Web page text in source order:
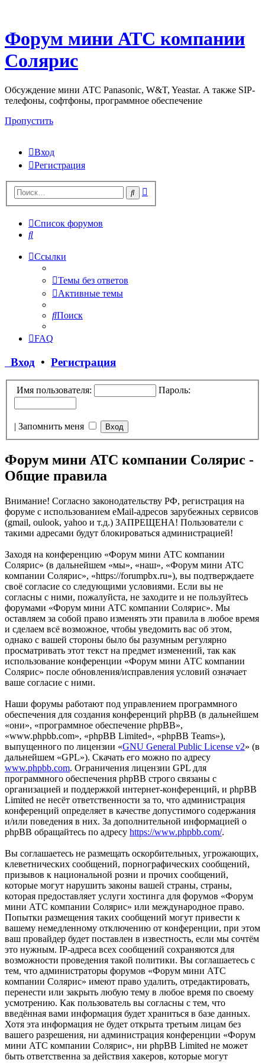
Форум мини АТС компании
Солярис
Обсуждение мини АТС Panasonic, W&T, Yeastar. А также SIP-
телефоны, софтфоны, программное обеспечение
Пропустить
Вход
Регистрация
Поиск
Список форумов
Поиск
Ссылки
Темы без ответов
Активные темы
Поиск
FAQ
Вход • Регистрация
Имя пользователя: Пароль:
| Запомнить меня
Форум мини АТС компании Солярис -
Общие правила
Внимание! Согласно законодательству РФ, регистрация на
форуме с использованием eMail-адресов зарубежных сервисов
(gmail, oulook, yahoo и т.д.) ЗАПРЕЩЕНА! Пользователи с
такими адресами будут блокироваться администрацией!
Заходя на конференцию «Форум мини АТС компании
Солярис» (в дальнейшем «мы», «наш», «Форум мини АТС
компании Солярис», «https://forumpbx.ru»), вы подтверждаете
своё согласие со следующими условиями. Если вы не
согласны с ними, пожалуйста, не заходите и не пользуйтесь
форумами «Форум мини АТС компании Солярис». Мы
оставляем за собой право изменять эти правила в любое время
и сделаем всё возможное, чтобы уведомить вас об этом,
однако с вашей стороны было бы разумным регулярно
просматривать этот текст на предмет изменений, так как
использование конференции «Форум мини АТС компании
Солярис» после обновления/исправления условий означает
ваше согласие с ними.
Наши форумы работают под управлением программного
обеспечения для создания конференций phpBB (в дальнейшем
«они», «программное обеспечение phpBB»,
«www.phpbb.com», «phpBB Limited», «phpBB Teams»),
выпущенного по лицензии «GNU General Public License v2» (в
дальнейшем «GPL»). Скачать его можно по адресу
www.phpbb.com. Ограничения лицензии GPL для
программного обеспечения phpBB строго связаны с
организацией и поддержкой интернет-конференций, и phpBB
Limited не несёт ответственности за то, что администрация
конференций определяет в качестве допустимого содержания
и/или поведения в них. За дополнительной информацией о
phpBB обращайтесь по адресу https://www.phpbb.com/.
Вы соглашаетесь не размещать оскорбительных, угрожающих,
клеветнических сообщений, порнографических сообщений,
призывов к национальной розни и прочих сообщений,
которые могут нарушить законы вашей страны, страны,
которая предоставляет услуги хостинга для форумов «Форум
мини АТС компании Солярис» или международное право.
Попытки размещения таких сообщений могут привести к
вашему немедленному отключению от конференции, при этом
ваш провайдер будет поставлен в известность, если мы сочтём
это нужным. IP-адреса всех сообщений сохраняются для
возможности проведения такой политики. Вы соглашаетесь с
тем, что администраторы форумов «Форум мини АТС
компании Солярис» имеют право удалить, отредактировать,
перенести или закрыть любую тему в любое время по своему
усмотрению. Как пользователь вы согласны с тем, что
введённая вами информация будет храниться в базе данных.
Хотя эта информация не будет открыта третьим лицам без
вашего разрешения, ни администрация конференции «Форум
мини АТС компании Солярис», ни phpBB Limited не может
быть ответственна за действия хакеров, которые могут